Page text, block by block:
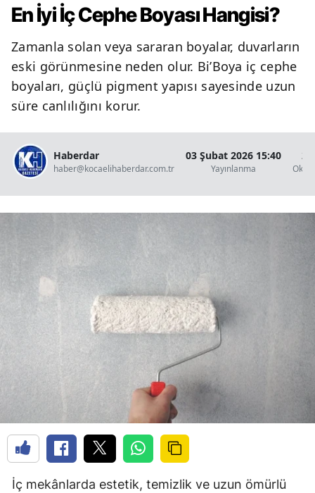
En İyi İç Cephe Boyası Hangisi?
Zamanla solan veya sararan boyalar, duvarların
eski görünmesine neden olur. Bi’Boya iç cephe
boyaları, güçlü pigment yapısı sayesinde uzun
süre canlılığını korur.
Haberdar
haber@kocaelihaberdar.com.tr
03 Şubat 2026 15:40
Yayınlanma
2
İç mekânlarda estetik, temizlik ve uzun ömürlü